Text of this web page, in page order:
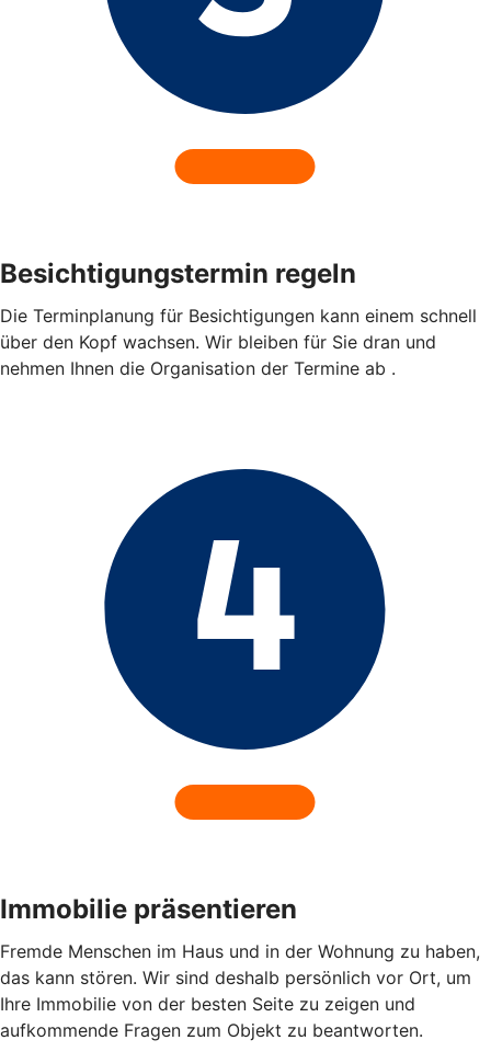
Besichtigungstermin regeln
Die Terminplanung für Besichtigungen kann einem schnell
über den Kopf wachsen. Wir bleiben für Sie dran und
nehmen Ihnen die Organisation der Termine ab .
Immobilie präsentieren
Fremde Menschen im Haus und in der Wohnung zu haben,
das kann stören. Wir sind deshalb persönlich vor Ort, um
Ihre Immobilie von der besten Seite zu zeigen und
aufkommende Fragen zum Objekt zu beantworten.